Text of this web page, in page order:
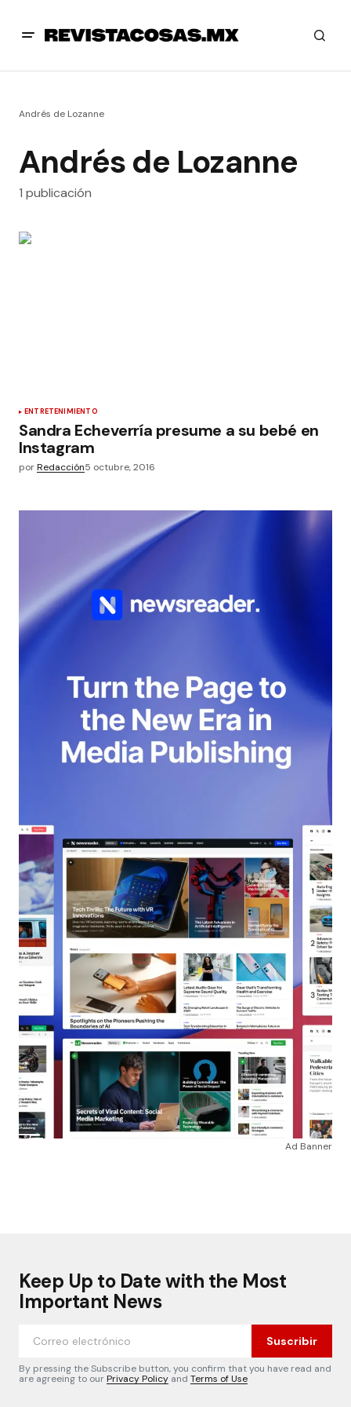
Andrés de Lozanne
Andrés de Lozanne
1 publicación
ENTRETENIMIENTO
Sandra Echeverría presume a su bebé en
Instagram
porRedacción5 octubre, 2016
Ad Banner
Keep Up to Date with the Most
Important News
Suscribir
By pressing the Subscribe button, you confirm that you have read and
are agreeing to ourPrivacy Policy and Terms of Use